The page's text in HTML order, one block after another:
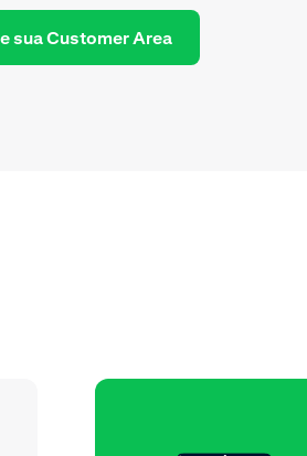
sua Customer Area